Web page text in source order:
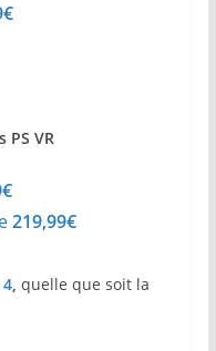
PS VR
219,99€
, quelle que soit la